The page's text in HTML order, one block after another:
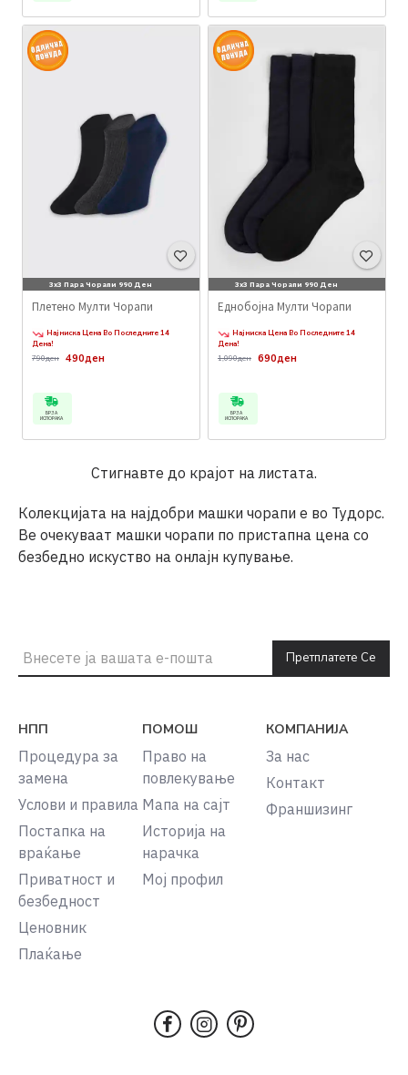
Колекцијата на најдобри машки чорапи е во Тудорс.
Ве очекуваат машки чорапи по пристапна цена со
безбедно искуство на онлајн купување.
3x3 Пара Чорапи 990 Ден
Плетено Мулти Чорапи
Најниска Цена Во Последните 14
Дена!
490ден
790ден
БРЗА
ИСПОРАКА
3x3 Пара Чорапи 990 Ден
Еднобојна Мулти Чорапи
Најниска Цена Во Последните 14
Дена!
690ден
1,090ден
БРЗА
ИСПОРАКА
Стигнавте до крајот на листата.
Претплатете Се
НПП
Процедура за
замена
Услови и правила
Постапка на
враќање
Приватност и
безбедност
Ценовник
Плаќање
ПОМОШ
Право на
повлекување
Мапа на сајт
Историја на
нарачка
Мој профил
КОМПАНИЈА
За нас
Контакт
Франшизинг